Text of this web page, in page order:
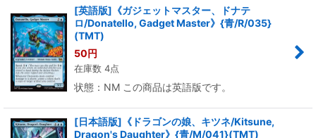
[英語版]《ガジェットマスター、ドナテ
ロ/Donatello, Gadget Master》{青/R/035}
(TMT)
50円
在庫数 4点
状態：NM この商品は英語版です。
[日本語版]《ドラゴンの娘、キツネ/Kitsune,
Dragon's Daughter》{青/M/041}(TMT)